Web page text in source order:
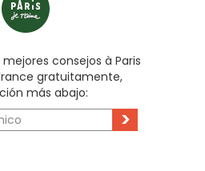
consejos à Paris
gratuitamente,
más abajo:
>